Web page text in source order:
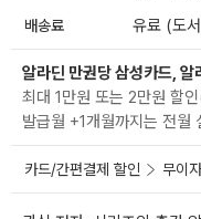
배송료 유료 (도
알라딘 만권당 삼성카드,
최대 1만원 또는 2만원 할
발급월 +1개월까지는 전월
카드/간편결제 할인 무이